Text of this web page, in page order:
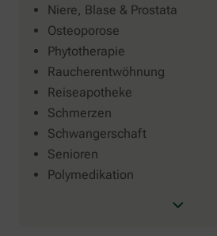
Niere, Blase & Prostata
Osteoporose
Phytotherapie
Raucherentwöhnung
Reiseapotheke
Schmerzen
Schwangerschaft
Senioren
Polymedikation